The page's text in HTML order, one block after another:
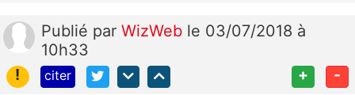
Publié par WizWeb le 03/07/2018 à
10h33
!
citer + -